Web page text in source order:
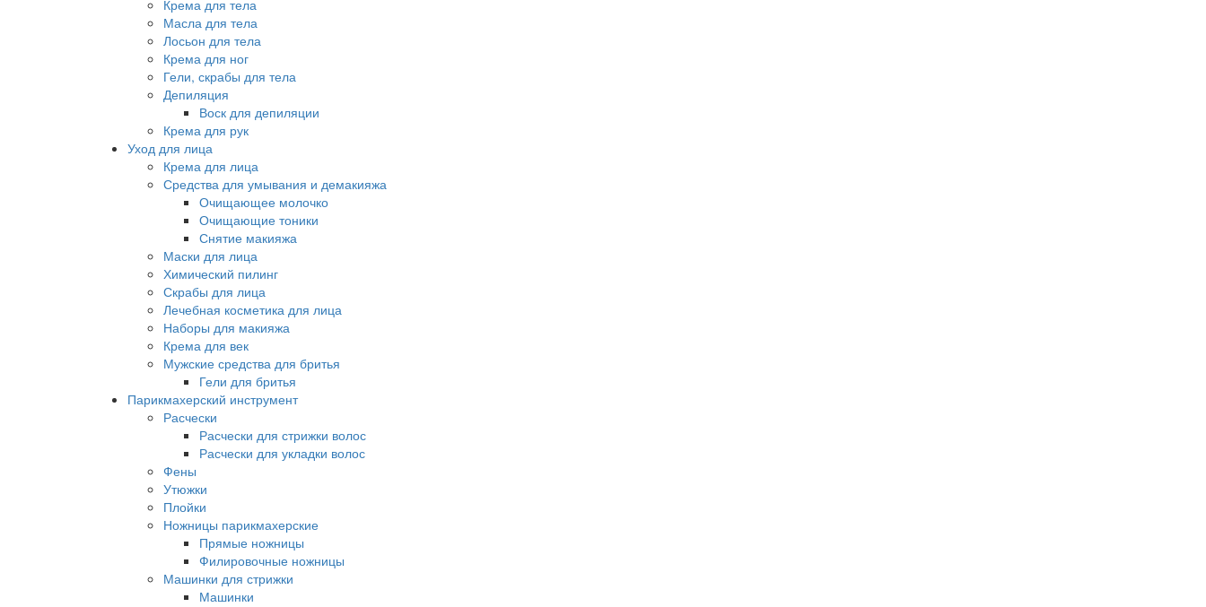
Крема для тела
Масла для тела
Лосьон для тела
Крема для ног
Гели, скрабы для тела
Депиляция
Воск для депиляции
Крема для рук
Уход для лица
Крема для лица
Средства для умывания и демакияжа
Очищающее молочко
Очищающие тоники
Снятие макияжа
Маски для лица
Химический пилинг
Скрабы для лица
Лечебная косметика для лица
Наборы для макияжа
Крема для век
Мужские средства для бритья
Гели для бритья
Парикмахерский инструмент
Расчески
Расчески для стрижки волос
Расчески для укладки волос
Фены
Утюжки
Плойки
Ножницы парикмахерские
Прямые ножницы
Филировочные ножницы
Машинки для стрижки
Машинки